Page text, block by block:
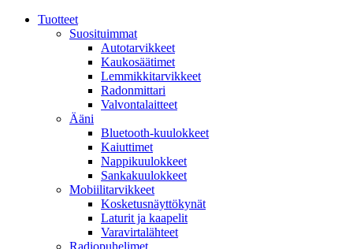
Tuotteet
Suosituimmat
Autotarvikkeet
Kaukosäätimet
Lemmikkitarvikkeet
Radonmittari
Valvontalaitteet
Ääni
Bluetooth-kuulokkeet
Kaiuttimet
Nappikuulokkeet
Sankakuulokkeet
Mobiilitarvikkeet
Kosketusnäyttökynät
Laturit ja kaapelit
Varavirtalähteet
Radiopuhelimet